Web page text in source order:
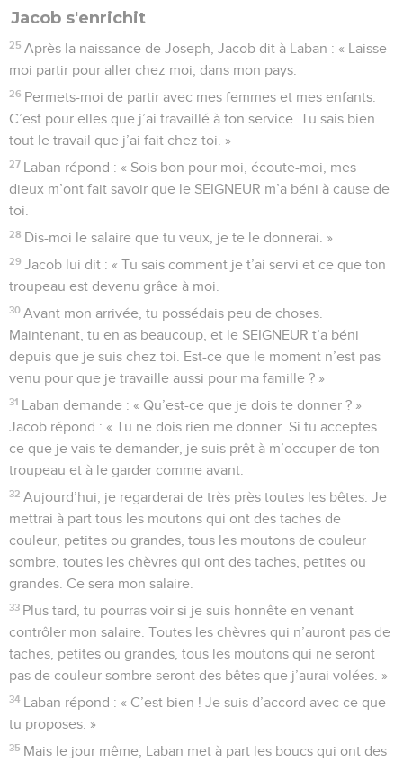
Jacob s'enrichit
25 Après la naissance de Joseph, Jacob dit à Laban : « Laisse-
moi partir pour aller chez moi, dans mon pays.
26 Permets-moi de partir avec mes femmes et mes enfants.
C’est pour elles que j’ai travaillé à ton service. Tu sais bien
tout le travail que j’ai fait chez toi. »
27 Laban répond : « Sois bon pour moi, écoute-moi, mes
dieux m’ont fait savoir que le SEIGNEUR m’a béni à cause de
toi.
28 Dis-moi le salaire que tu veux, je te le donnerai. »
29 Jacob lui dit : « Tu sais comment je t’ai servi et ce que ton
troupeau est devenu grâce à moi.
30 Avant mon arrivée, tu possédais peu de choses.
Maintenant, tu en as beaucoup, et le SEIGNEUR t’a béni
depuis que je suis chez toi. Est-ce que le moment n’est pas
venu pour que je travaille aussi pour ma famille ? »
31 Laban demande : « Qu’est-ce que je dois te donner ? »
Jacob répond : « Tu ne dois rien me donner. Si tu acceptes
ce que je vais te demander, je suis prêt à m’occuper de ton
troupeau et à le garder comme avant.
32 Aujourd’hui, je regarderai de très près toutes les bêtes. Je
mettrai à part tous les moutons qui ont des taches de
couleur, petites ou grandes, tous les moutons de couleur
sombre, toutes les chèvres qui ont des taches, petites ou
grandes. Ce sera mon salaire.
33 Plus tard, tu pourras voir si je suis honnête en venant
contrôler mon salaire. Toutes les chèvres qui n’auront pas de
taches, petites ou grandes, tous les moutons qui ne seront
pas de couleur sombre seront des bêtes que j’aurai volées. »
34 Laban répond : « C’est bien ! Je suis d’accord avec ce que
tu proposes. »
35 Mais le jour même, Laban met à part les boucs qui ont des